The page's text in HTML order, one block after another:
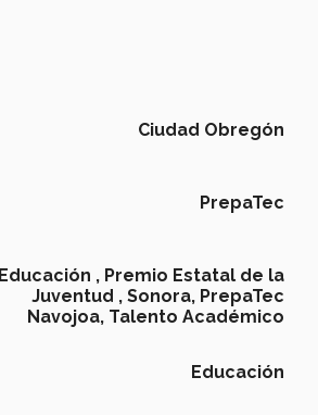
Ciudad Obregón
PrepaTec
Educación , Premio Estatal de la
Juventud , Sonora, PrepaTec
Navojoa, Talento Académico
Educación